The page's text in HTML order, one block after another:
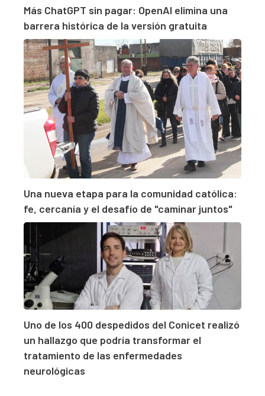
Más ChatGPT sin pagar: OpenAI elimina una
barrera histórica de la versión gratuita
Una nueva etapa para la comunidad católica:
fe, cercanía y el desafío de "caminar juntos"
Uno de los 400 despedidos del Conicet realizó
un hallazgo que podría transformar el
tratamiento de las enfermedades
neurológicas